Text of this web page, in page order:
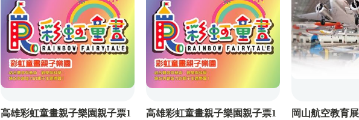
中部
北部
高雄彩虹童畫親子樂園親子票1
高雄彩虹童畫親子樂園親子票1
岡山航空教育